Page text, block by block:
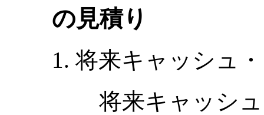
の見積り
将来キャッシュ
将来キャッシ